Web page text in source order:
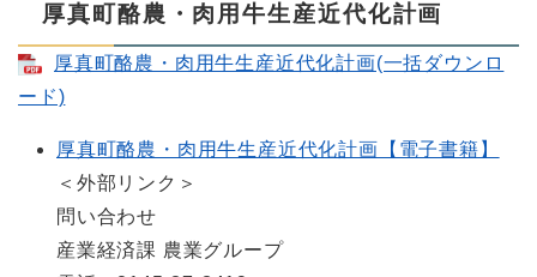
厚真町酪農・肉用牛生産近代化計画
厚真町酪農・肉用牛生産近代化計画(一括ダウンロ
ード)
厚真町酪農・肉用牛生産近代化計画【電子書籍】
＜外部リンク＞
問い合わせ
産業経済課 農業グループ